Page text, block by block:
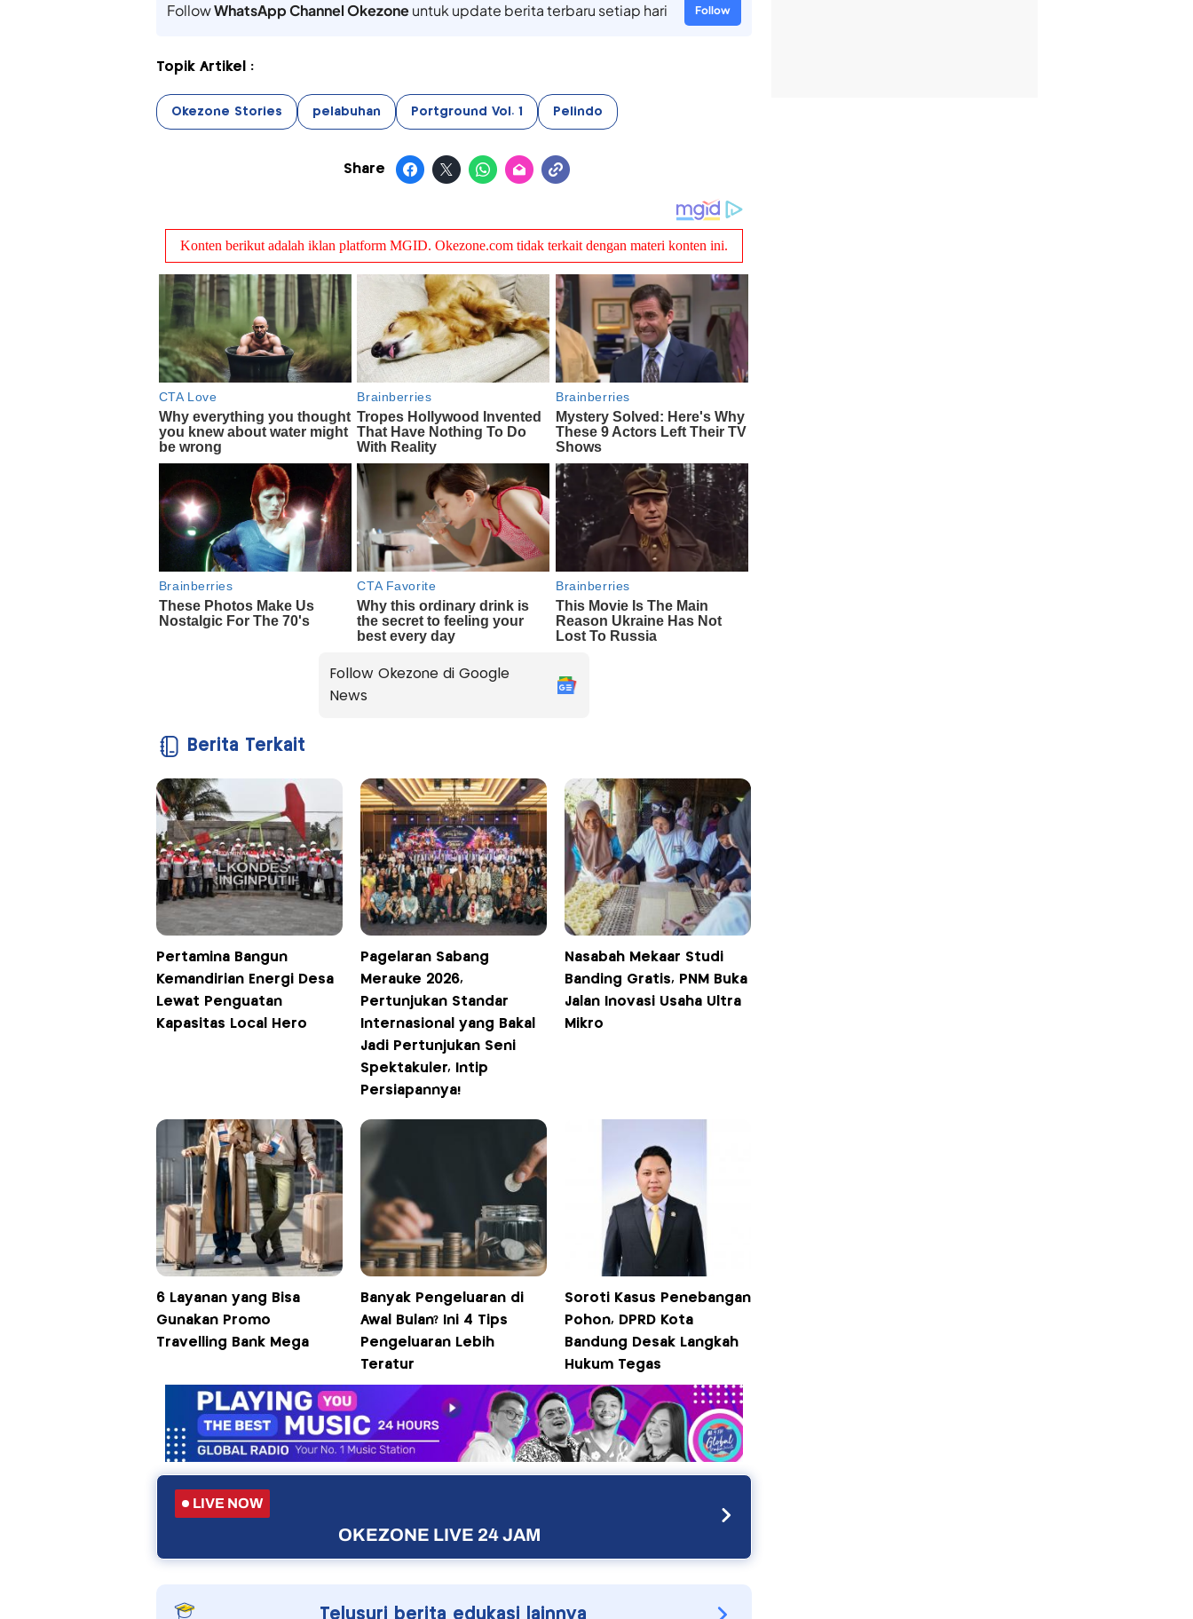
FollowWhatsApp Channel Okezoneuntuk update berita terbaru setiap hari Follow
Topik Artikel :
Okezone Stories pelabuhan Portground Vol. 1 Pelindo
Share
Follow Okezone di Google
News
Berita Terkait
Pertamina Bangun
Kemandirian Energi Desa
Lewat Penguatan
Kapasitas Local Hero
Pagelaran Sabang
Merauke 2026,
Pertunjukan Standar
Internasional yang Bakal
Jadi Pertunjukan Seni
Spektakuler, Intip
Persiapannya!
Nasabah Mekaar Studi
Banding Gratis, PNM Buka
Jalan Inovasi Usaha Ultra
Mikro
6 Layanan yang Bisa
Gunakan Promo
Travelling Bank Mega
Banyak Pengeluaran di
Awal Bulan? Ini 4 Tips
Pengeluaran Lebih
Teratur
Soroti Kasus Penebangan
Pohon, DPRD Kota
Bandung Desak Langkah
Hukum Tegas
LIVE NOW
OKEZONE LIVE 24 JAM
Telusuri berita edukasi lainnya